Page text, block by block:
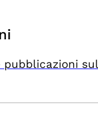
pubblicazioni